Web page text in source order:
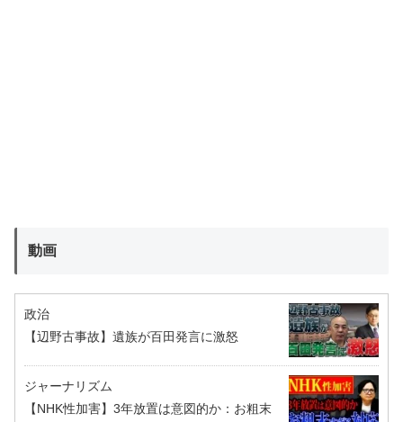
動画
政治
【辺野古事故】遺族が百田発言に激怒
ジャーナリズム
【NHK性加害】3年放置は意図的か：お粗末